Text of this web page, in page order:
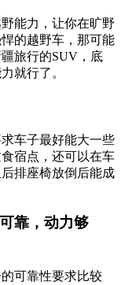
能力，让你在旷野
的越野车，那可能
旅行的SUV，底
就行了。
车子最好能大一些
宿点，还可以在车
排座椅放倒后能成
靠，动力够
可靠性要求比较